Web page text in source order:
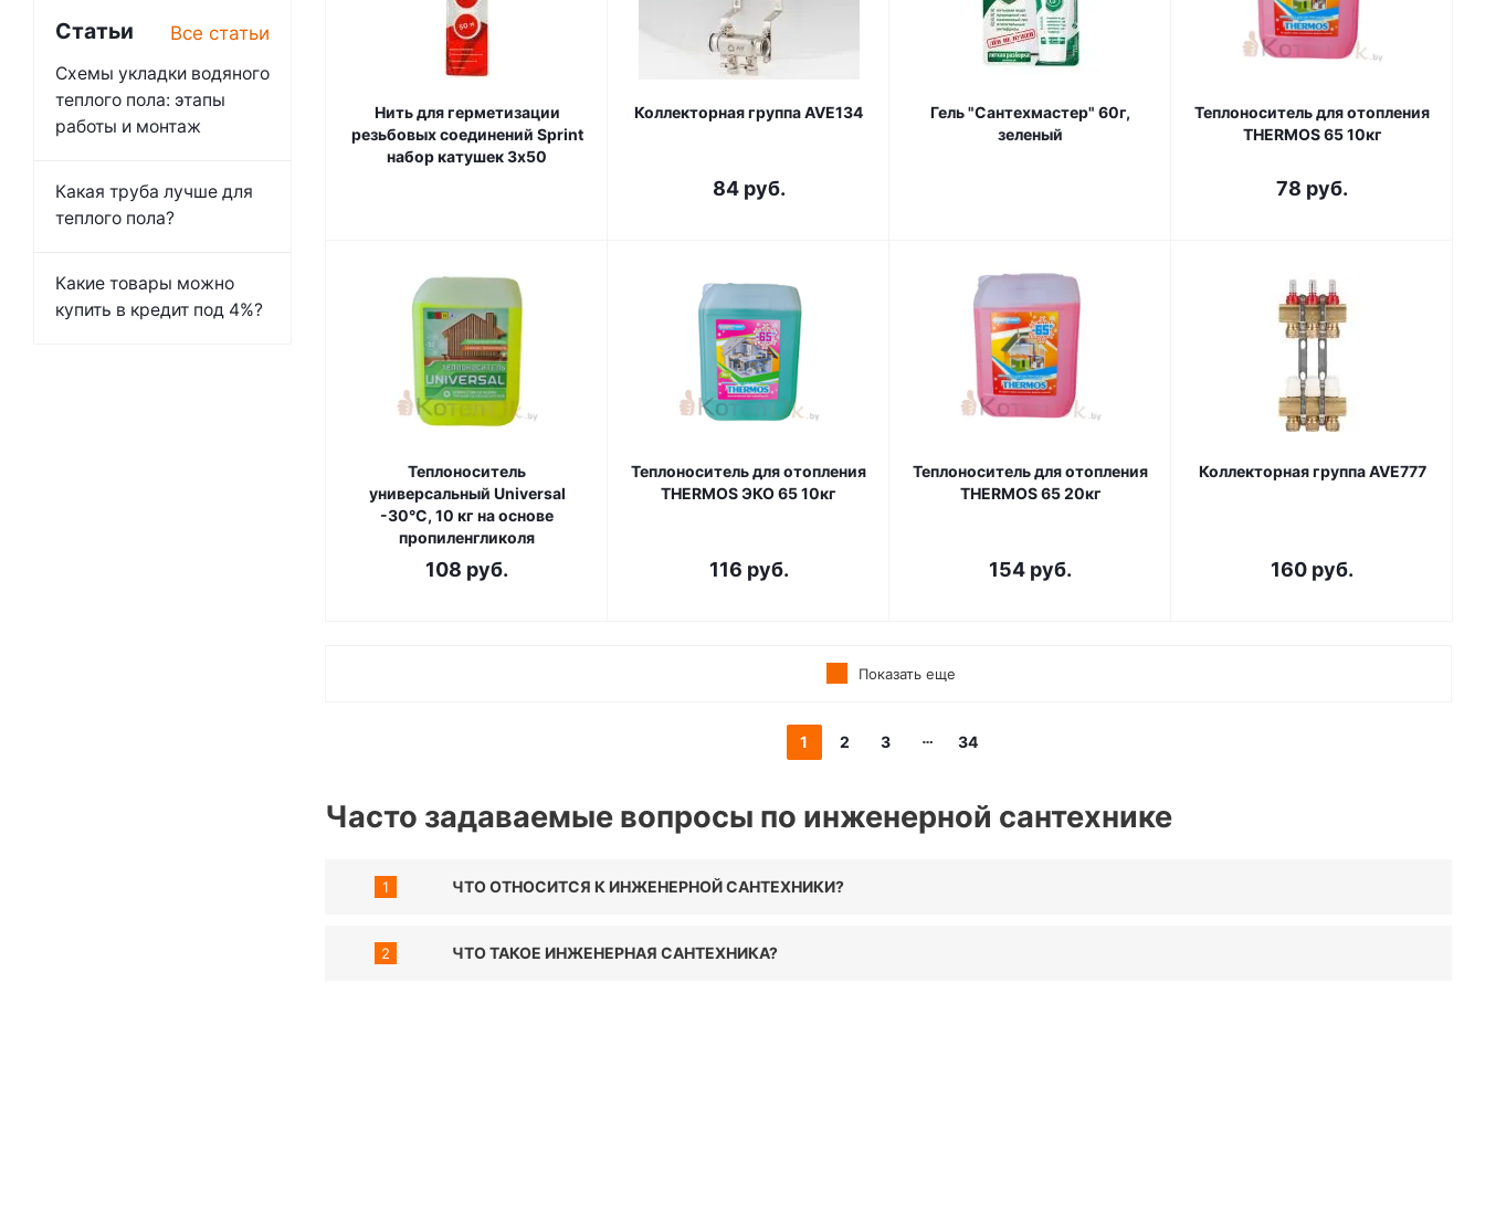
Нить для герметизации
резьбовых соединений Sprint
набор катушек 3х50
Коллекторная группа AVE134
84руб.
Гель "Сантехмастер" 60г,
зеленый
Теплоноситель для отопления
THERMOS 65 10кг
78 руб.
Теплоноситель
универсальный Universal
-30°С, 10 кг на основе
пропиленгликоля
108 руб.
Теплоноситель для отопления
THERMOS ЭКО 65 10кг
116 руб.
Теплоноситель для отопления
THERMOS 65 20кг
154 руб.
Коллекторная группа AVE777
160 руб.
Показать еще
1 2 3 34
Часто задаваемые вопросы по инженерной сантехнике
1 ЧТО ОТНОСИТСЯ К ИНЖЕНЕРНОЙ САНТЕХНИКИ?
2 ЧТО ТАКОЕ ИНЖЕНЕРНАЯ САНТЕХНИКА?
Статьи Все статьи
Схемы укладки водяного
теплого пола: этапы
работы и монтаж
Какая труба лучше для
теплого пола?
Какие товары можно
купить в кредит под 4%?